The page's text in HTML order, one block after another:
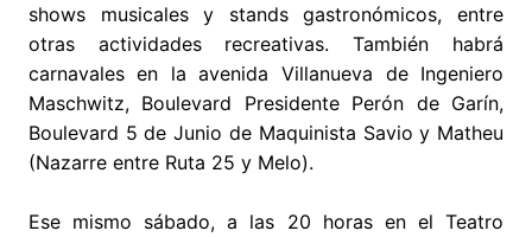
shows musicales y stands gastronómicos, entre
otras actividades recreativas. También habrá
carnavales en la avenida Villanueva de Ingeniero
Maschwitz, Boulevard Presidente Perón de Garín,
Boulevard 5 de Junio de Maquinista Savio y Matheu
(Nazarre entre Ruta 25 y Melo).
Ese mismo sábado, a las 20 horas en el Teatro